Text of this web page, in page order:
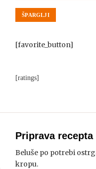
ŠPARGLJI
[favorite_button]
[ratings]
Priprava recepta
Beluše po potrebi
kropu.